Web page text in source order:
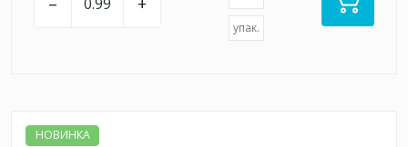
упак.
НОВИНКА